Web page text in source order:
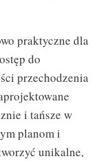
praktyczne dla
do
przechodzenia
i tańsze w
planom i
unikalne,